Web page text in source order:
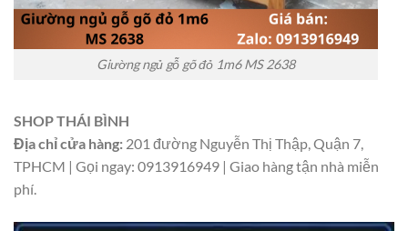
Giường ngủ gỗ gõ đỏ 1m6 MS 2638
SHOP THÁI BÌNH
Địa chỉ cửa hàng: 201 đường Nguyễn Thị Thập, Quận 7,
TPHCM | Gọi ngay: 0913916949 | Giao hàng tận nhà miễn
phí.